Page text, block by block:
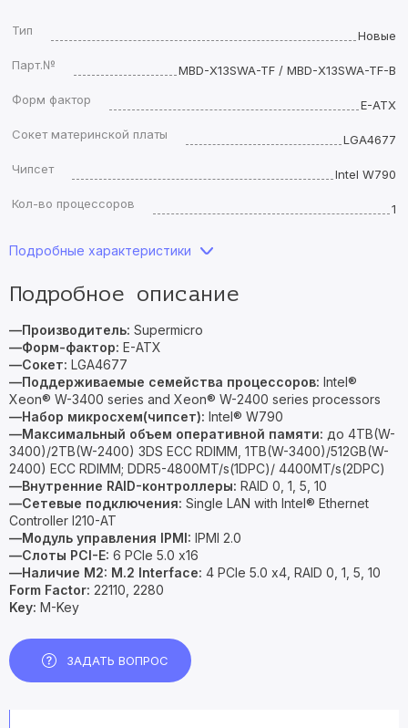
Тип
Новые
Парт.№
MBD-X13SWA-TF / MBD-X13SWA-TF-B
Форм фактор
E-ATX
Сокет материнской платы
LGA4677
Чипсет
Intel W790
Кол-во процессоров
1
Подробные характеристики
Подробное описание
—Производитель: Supermicro
—Форм-фактор: E-ATX
—Сокет: LGA4677
—Поддерживаемые семейства процессоров: Intel®
Xeon® W-3400 series and Xeon® W-2400 series processors
—Набор микросхем(чипсет): Intel® W790
—Максимальный объем оперативной памяти: до 4TB(W-
3400)/2TB(W-2400) 3DS ECC RDIMM, 1TB(W-3400)/512GB(W-
2400) ECC RDIMM; DDR5-4800MT/s(1DPC)/ 4400MT/s(2DPC)
—Внутренние RAID-контроллеры: RAID 0, 1, 5, 10
—Сетевые подключения: Single LAN with Intel® Ethernet
Controller I210-AT
—Модуль управления IPMI: IPMI 2.0
—Слоты PCI-E: 6 PCIe 5.0 x16
—Наличие M2: M.2 Interface: 4 PCIe 5.0 x4, RAID 0, 1, 5, 10
Form Factor: 22110, 2280
Key: M-Key
ЗАДАТЬ ВОПРОС